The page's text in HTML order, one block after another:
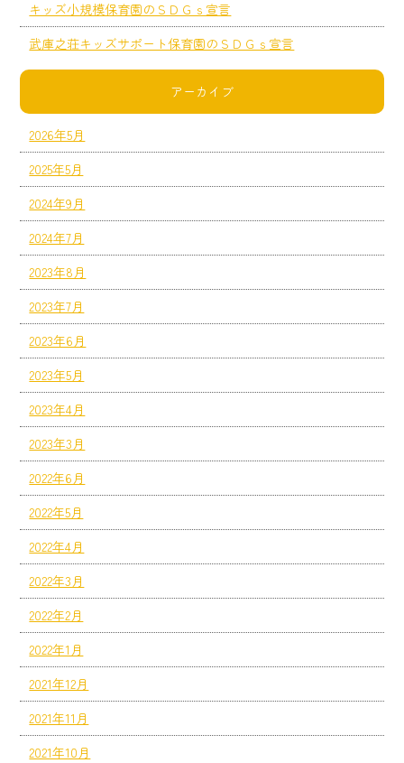
キッズ小規模保育園のＳＤＧｓ宣言
武庫之荘キッズサポート保育園のＳＤＧｓ宣言
アーカイブ
2026年5月
2025年5月
2024年9月
2024年7月
2023年8月
2023年7月
2023年6月
2023年5月
2023年4月
2023年3月
2022年6月
2022年5月
2022年4月
2022年3月
2022年2月
2022年1月
2021年12月
2021年11月
2021年10月